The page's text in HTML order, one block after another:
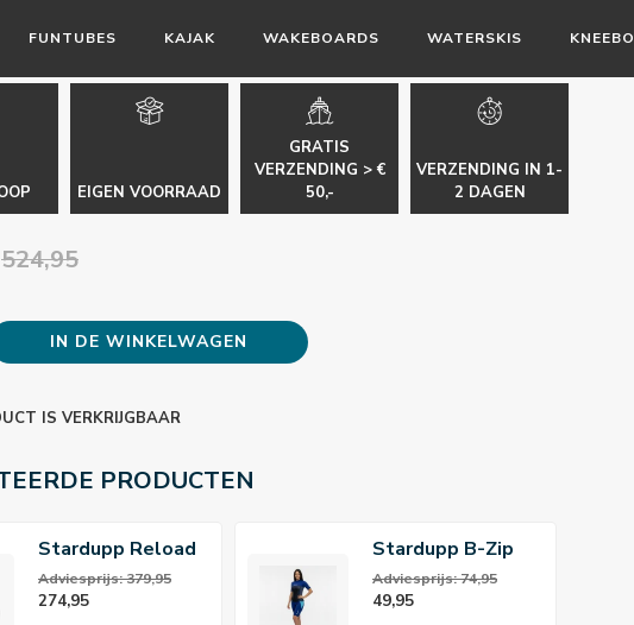
FUNTUBES KAJAK WAKEBOARDS WATERSKIS
EIGEN VOORRAAD
GRATIS
VERZENDING > €
50,-
VERZENDING IN 1-
2 DAGEN
524,95
IN DE WINKELWAGEN
IS VERKRIJGBAAR
PRODUCTEN
Stardupp Reload
wakeboard set
yellow 139cm
Adviesprijs: 379,95
274,95
Stardupp B-Zip
Flex Shorty
3/2mm Wetsuit
Adviesprijs: 74,95
49,95